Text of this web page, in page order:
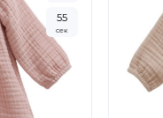
53
сек